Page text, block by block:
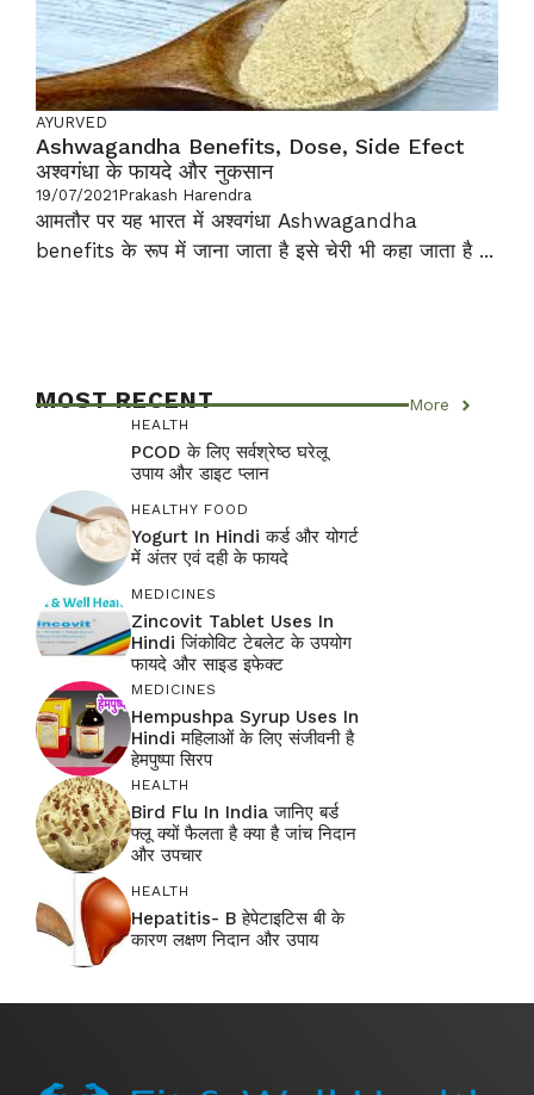
AYURVED
Ashwagandha Benefits, Dose, Side Efect
अश्वगंधा के फायदे और नुकसान
19/07/2021Prakash Harendra
आमतौर पर यह भारत में अश्वगंधा Ashwagandha
benefits के रूप में जाना जाता है इसे चेरी भी कहा जाता है ...
MOST RECENT More
HEALTH
PCOD के लिए सर्वश्रेष्ठ घरेलू
उपाय और डाइट प्लान
HEALTHY FOOD
Yogurt In Hindi कर्ड और योगर्ट
में अंतर एवं दही के फायदे
MEDICINES
Zincovit Tablet Uses In
Hindi जिंकोविट टेबलेट के उपयोग
फायदे और साइड इफेक्ट
MEDICINES
Hempushpa Syrup Uses In
Hindi महिलाओं के लिए संजीवनी है
हेमपुष्पा सिरप
HEALTH
Bird Flu In India जानिए बर्ड
फ्लू क्यों फैलता है क्या है जांच निदान
और उपचार
HEALTH
Hepatitis- B हेपेटाइटिस बी के
कारण लक्षण निदान और उपाय